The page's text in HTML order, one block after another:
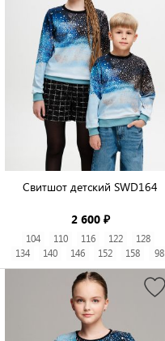
Свитшот детский SWD164
2 600 ₽
104 110 116 122
128
134
140 146 152 158 98